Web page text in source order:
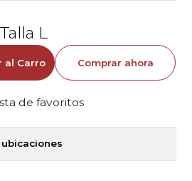
L
al Carro Comprar ahora
de favoritos